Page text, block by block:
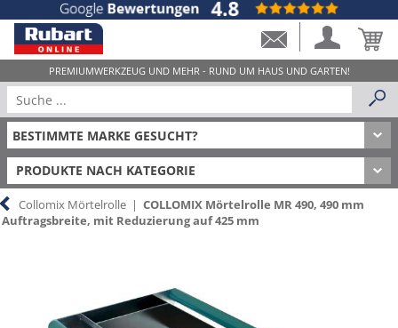
PRODUKTE NACH KATEGORIE
Collomix Mörtelrolle |COLLOMIX Mörtelrolle MR 490, 490 mm
Auftragsbreite, mit Reduzierung auf 425 mm